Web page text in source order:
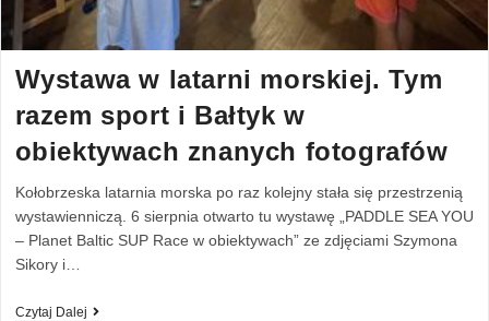
Wystawa w latarni morskiej. Tym
razem sport i Bałtyk w
obiektywach znanych fotografów
Kołobrzeska latarnia morska po raz kolejny stała się przestrzenią
wystawienniczą. 6 sierpnia otwarto tu wystawę „PADDLE SEA YOU
– Planet Baltic SUP Race w obiektywach” ze zdjęciami Szymona
Sikory i…
Czytaj Dalej